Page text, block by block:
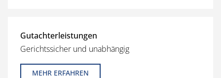
Gutachterleistungen
Gerichtssicher und unabhängig
MEHR ERFAHREN